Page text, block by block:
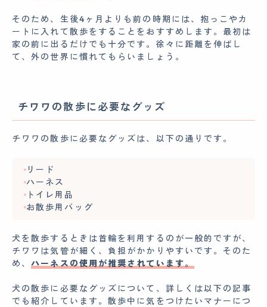
そのため、生後4ヶ月よりも前の時期には、抱っこやカ
ートに入れて散歩をすることをおすすめします。最初は
家の前に出るだけでも十分です。徐々に距離を伸ばし
て、外の世界に慣れてもらいましょう。
チワワの散歩に必要なグッズ
チワワの散歩に必要なグッズは、以下の通りです。
リード
ハーネス
トイレ用品
お散歩用バッグ
犬を散歩するときは首輪を利用するのが一般的ですが、
チワワは気管が細く、負担がかかりやすいです。そのた
め、ハーネスの使用が推奨されています。
犬の散歩に必要なグッズについて、詳しくは以下の記事
でも紹介しています。散歩中に気をつけたいマナーにつ